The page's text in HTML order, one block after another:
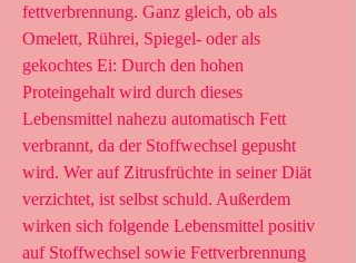
fettverbrennung. Ganz gleich, ob als
Omelett, Rührei, Spiegel- oder als
gekochtes Ei: Durch den hohen
Proteingehalt wird durch dieses
Lebensmittel nahezu automatisch Fett
verbrannt, da der Stoffwechsel gepusht
wird. Wer auf Zitrusfrüchte in seiner Diät
verzichtet, ist selbst schuld. Außerdem
wirken sich folgende Lebensmittel positiv
auf Stoffwechsel sowie Fettverbrennung